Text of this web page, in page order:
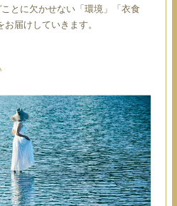
ことに欠かせない「環境」「衣食
届けしていきます。